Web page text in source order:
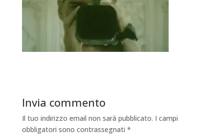
Invia commento
Il tuo indirizzo email non sarà pubblicato. I campi
obbligatori sono contrassegnati *